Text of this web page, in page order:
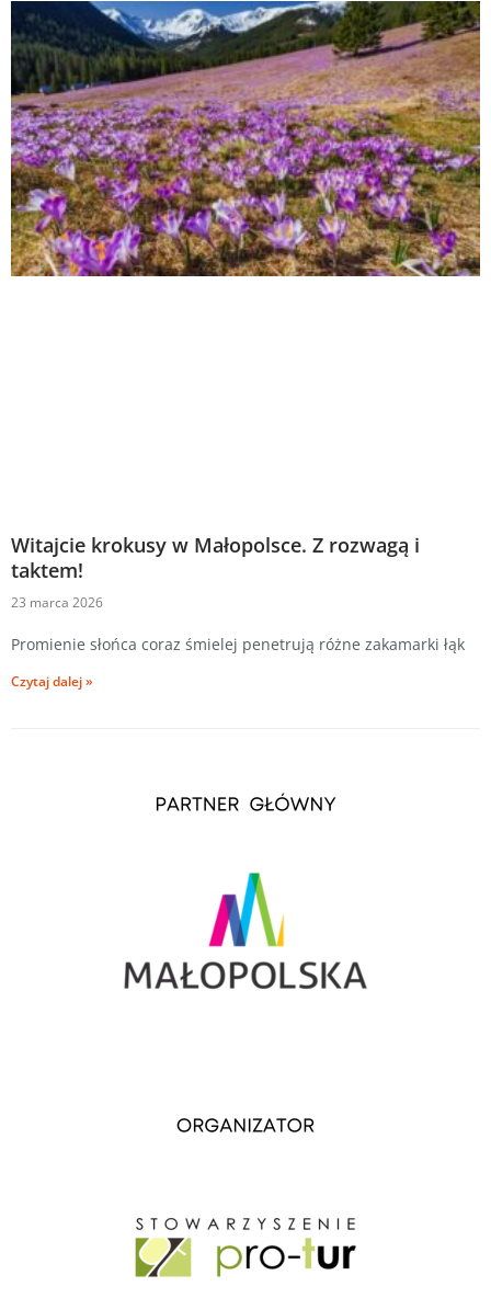
Witajcie krokusy w Małopolsce. Z rozwagą i
taktem!
23 marca 2026
Promienie słońca coraz śmielej penetrują różne zakamarki łąk
Czytaj dalej »